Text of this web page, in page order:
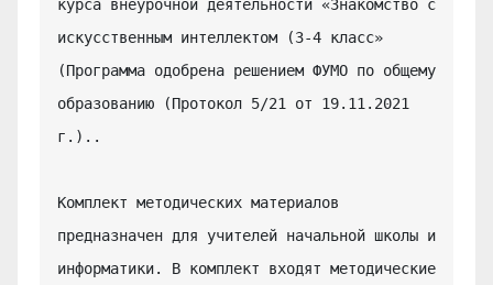
курса внеурочной деятельности «Знакомство с
искусственным интеллектом (3-4 класс»
(Программа одобрена решением ФУМО по общему
образованию (Протокол 5/21 от 19.11.2021
г.)..
Комплект методических материалов
предназначен для учителей начальной школы и
информатики. В комплект входят методические